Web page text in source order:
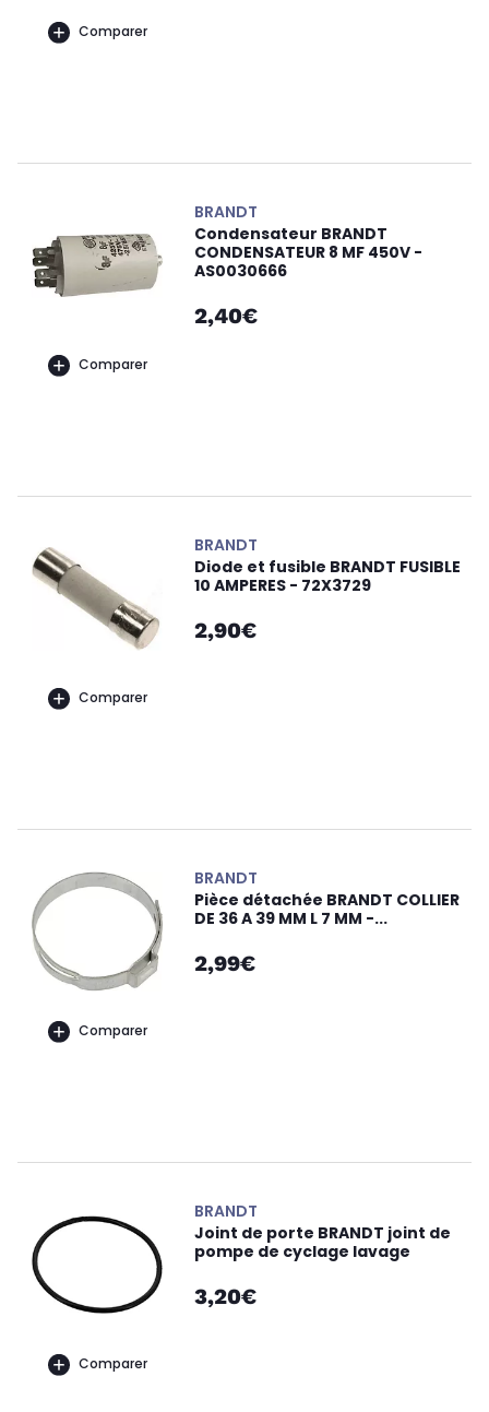
Comparer
Comparer
BRANDT
Condensateur BRANDT
CONDENSATEUR 8 MF 450V -
AS0030666
2,40€
Comparer
BRANDT
Diode et fusible BRANDT FUSIBLE
10 AMPERES - 72X3729
2,90€
Comparer
BRANDT
Pièce détachée BRANDT COLLIER
DE 36 A 39 MM L 7 MM -...
2,99€
Comparer
BRANDT
Joint de porte BRANDT joint de
pompe de cyclage lavage
3,20€